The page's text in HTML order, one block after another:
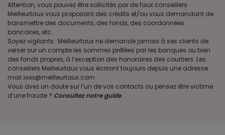
Attention, vous pouvez être sollicités par de faux conseillers
Meilleurtaux vous proposant des crédits et/ou vous demandant de
transmettre des documents, des fonds, des coordonnées
bancaires, etc.
Soyez vigilants · Meilleurtaux ne demande jamais à ses clients de
verser sur un compte les sommes prêtées par les banques ou bien
des fonds propres, à l’exception des honoraires des courtiers. Les
conseillers Meilleurtaux vous écriront toujours depuis une adresse
mail xxxx@meilleurtaux.com
Vous avez un doute sur l’un de vos contacts ou pensez être victime
d’une fraude ? Consultez notre guide.